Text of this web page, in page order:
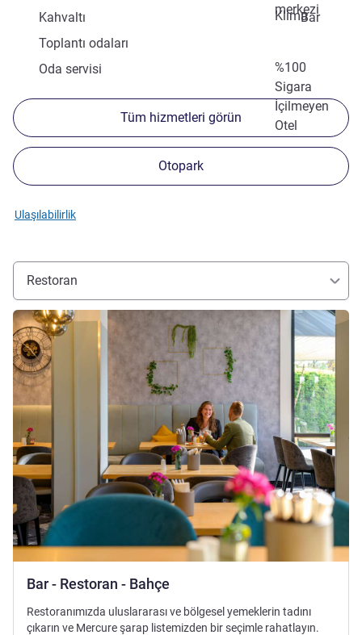
merkezi
Klima
Kahvaltı
Bar
Toplantı odaları
%100
Sigara
İçilmeyen
Otel
Oda servisi
Tüm hizmetleri görün
Otopark
Ulaşılabilirlik
Restoran
Bar - Restoran - Bahçe
Ayrıntıları göster
Restoranımızda uluslararası ve bölgesel yemeklerin tadını
çıkarın ve Mercure şarap listemizden bir seçimle rahatlayın.